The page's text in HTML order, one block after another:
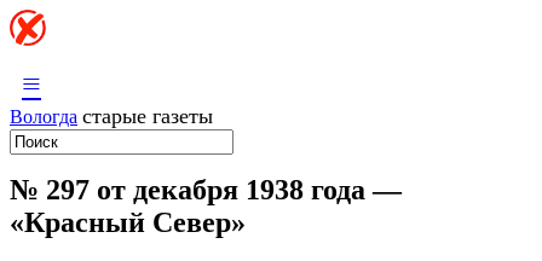
≡
Вологда старые газеты
№ 297 от декабря 1938 года —
«Красный Север»